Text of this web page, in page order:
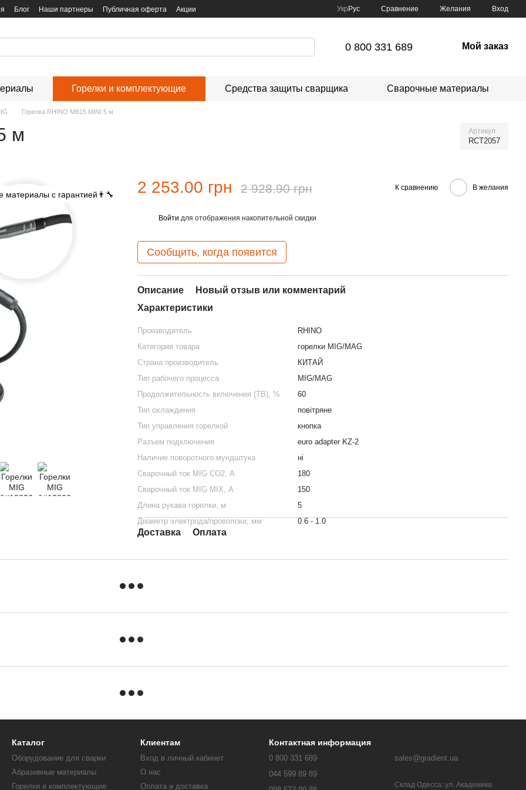
Блог Наши партнеры Публичная оферта Акции Укр Рус Сравнение Желания Вход
0 800 331 689 Мой заказ
Горелки и комплектующие Средства защиты сварщика Сварочные материалы
Горелка RHINO MB15 MINI 5 м
м Артикул
RCT2057
2 253.00 грн 2 928.90 грн К сравнению В желания
Войти для отображения накопительной скидки
Сообщить, когда появится
Описание
Новый отзыв или комментарий
Характеристики
Производитель
RHINO
Категория товара
горелки MIG/MAG
Страна производитель
КИТАЙ
Тип рабочего процесса
MIG/MAG
Продолжительность включения (ТВ), %
60
Тип охлаждения
повітряне
Тип управления горелкой
кнопка
Разъем подключения
euro adapter KZ-2
Наличие поворотного мундштука
ні
Сварочный ток MIG СО2, А
180
Сварочный ток MIG MIX, А
150
Длина рукава горелки, м
5
Диаметр электрода/проволоки, мм
0.6 - 1.0
Доставка Оплата
Каталог
Оборудование для сварки
Абразивные материалы
Горелки и комплектующие
Клиентам
Вход в личный кабинет
О нас
Оплата и доставка
Контактная информация
0 800 331 689
044 599 89 89
sales@gradient.ua
Склад Одесса: ул. Академика